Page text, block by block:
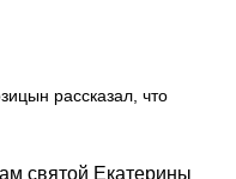
рассказал, что
святой Екатерины